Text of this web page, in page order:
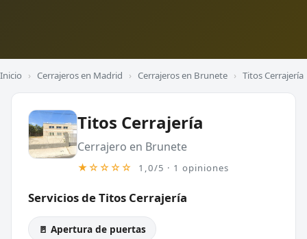
Inicio › Cerrajeros en Madrid › Cerrajeros en Brunete › Titos Cerrajería
Titos Cerrajería
Cerrajero en Brunete
★☆☆☆☆ 1,0/5 · 1 opiniones
Servicios de Titos Cerrajería
🚪 Apertura de puertas